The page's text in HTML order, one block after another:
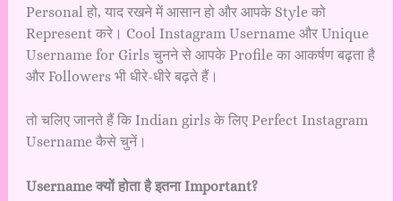
Personal हो, याद रखने में आसान हो और आपके Style को
Represent करे। Cool Instagram Username और Unique
Username for Girls चुनने से आपके Profile का आकर्षण बढ़ता है
और Followers भी धीरे-धीरे बढ़ते हैं।
तो चलिए जानते हैं कि Indian girls के लिए Perfect Instagram
Username कैसे चुनें।
Username क्यों होता है इतना Important?